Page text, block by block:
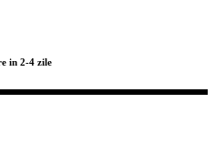
in 2-4 zile